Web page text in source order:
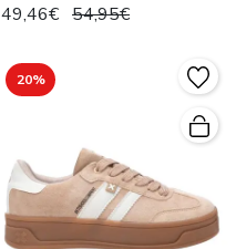
49,46€ 54,95€
20%